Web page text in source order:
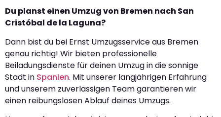
Du planst einen Umzug von Bremen nach San
Cristóbal de la Laguna?
Dann bist du bei Ernst Umzugsservice aus Bremen
genau richtig! Wir bieten professionelle
Beiladungsdienste für deinen Umzug in die sonnige
Stadt in Spanien. Mit unserer langjährigen Erfahrung
und unserem zuverlässigen Team garantieren wir
einen reibungslosen Ablauf deines Umzugs.